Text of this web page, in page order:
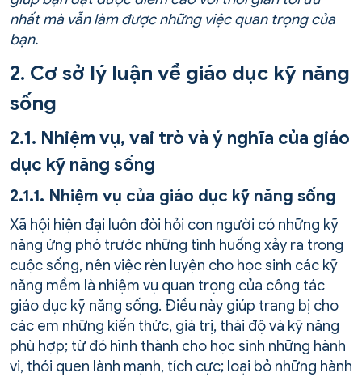
nhất mà vẫn làm được những việc quan trọng của
bạn.
2. Cơ sở lý luận về giáo dục kỹ năng
sống
2.1. Nhiệm vụ, vai trò và ý nghĩa của giáo
dục kỹ năng sống
2.1.1. Nhiệm vụ của giáo dục kỹ năng sống
Xã hội hiện đại luôn đòi hỏi con người có những kỹ
năng ứng phó trước những tình huống xảy ra trong
cuộc sống, nên việc rèn luyện cho học sinh các kỹ
năng mềm là nhiệm vụ quan trọng của công tác
giáo dục kỹ năng sống. Điều này giúp trang bị cho
các em những kiến thức, giá trị, thái độ và kỹ năng
phù hợp; từ đó hình thành cho học sinh những hành
vi, thói quen lành mạnh, tích cực; loại bỏ những hành